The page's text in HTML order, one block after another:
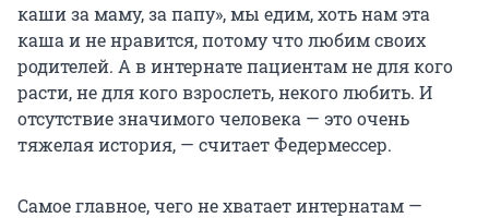
каши за маму, за папу», мы едим, хоть нам эта
каша и не нравится, потому что любим своих
родителей. А в интернате пациентам не для кого
расти, не для кого взрослеть, некого любить. И
отсутствие значимого человека — это очень
тяжелая история, — считает Федермессер.
Самое главное, чего не хватает интернатам —